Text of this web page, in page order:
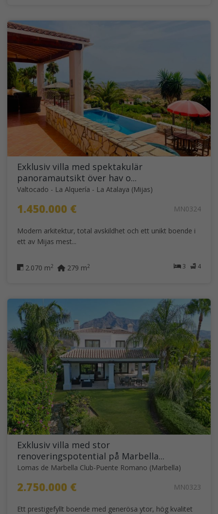
Exklusiv villa med spektakulär
panoramautsikt över hav o...
Valtocado - La Alquería - La Atalaya (Mijas)
1.450.000 € MN0324
Modern arkitektur, total avskildhet och ett unikt boende i
ett av Mijas mest...
3 4
2.070 m2 279 m2
Exklusiv villa med stor
renoveringspotential på Marbella...
Lomas de Marbella Club-Puente Romano (Marbella)
2.750.000 € MN0323
Ett prestigefyllt boende med generösa ytor, hög kvalitet